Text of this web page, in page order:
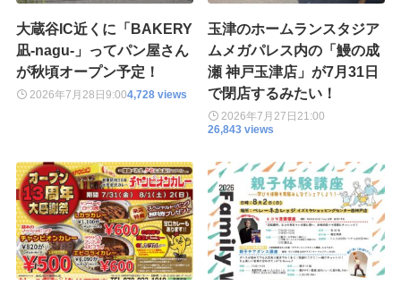
大蔵谷IC近くに「BAKERY
凪-nagu-」ってパン屋さん
が秋頃オープン予定！
2026年7月28日9:004,728 views
玉津のホームランスタジア
ムメガパレス内の「鰻の成
瀬 神戸玉津店」が7月31日
で閉店するみたい！
2026年7月27日 21:00
26,843 views